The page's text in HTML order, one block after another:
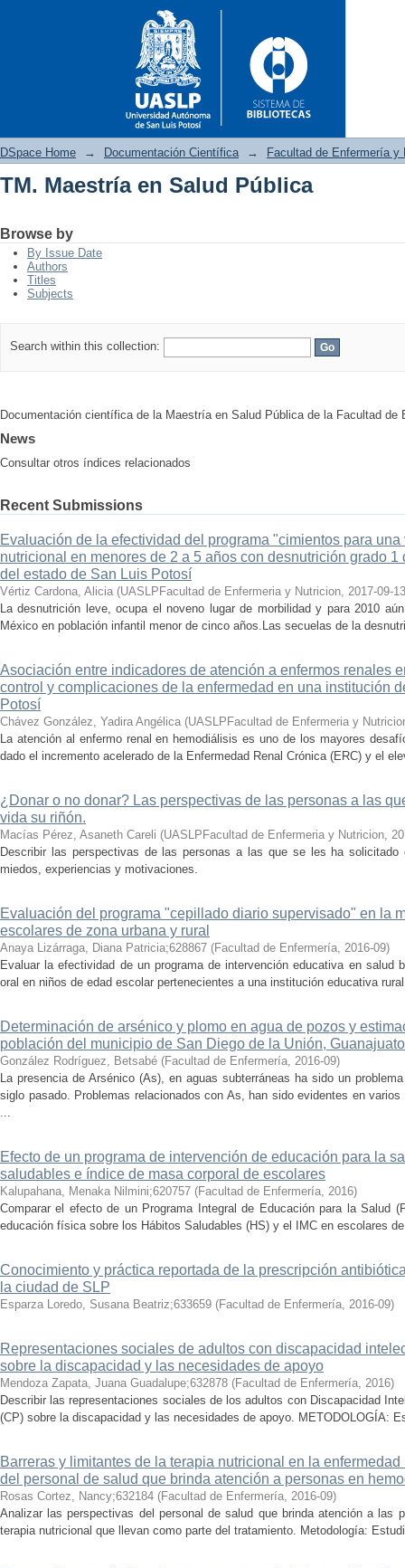
DSpace Home → Documentación Científica → Facultad de Enfermería y
TM. Maestría en Salud Pública
Browse by
By Issue Date
Authors
Titles
Subjects
Search within this collection:
Documentación científica de la Maestría en Salud Pública de la Facultad de
News
Consultar otros índices relacionados
Recent Submissions
Evaluación de la efectividad del programa "cimientos para
nutricional en menores de 2 a 5 años con desnutrición grado
del estado de San Luis Potosí
Vértiz Cardona, Alicia (UASLPFacultad de Enfermeria y Nutricion, 2017-09-13
La desnutrición leve, ocupa el noveno lugar de morbilidad y para 2010
México en población infantil menor de cinco años.Las secuelas de la
Asociación entre indicadores de atención a enfermos renales
control y complicaciones de la enfermedad en una institución
Potosí
Chávez González, Yadira Angélica (UASLPFacultad de Enfermeria y
La atención al enfermo renal en hemodiálisis es uno de los mayores
dado el incremento acelerado de la Enfermedad Renal Crónica (ERC) y el
¿Donar o no donar? Las perspectivas de las personas a las
vida su riñón.
Macías Pérez, Asaneth Careli (UASLPFacultad de Enfermeria y Nutricion,
Describir las perspectivas de las personas a las que se les ha
miedos, experiencias y motivaciones.
Evaluación del programa "cepillado diario supervisado" en la
escolares de zona urbana y rural
Anaya Lizárraga, Diana Patricia;628867 (Facultad de Enfermería, 2016-09)
Evaluar la efectividad de un programa de intervención educativa en salud
oral en niños de edad escolar pertenecientes a una institución educativa
Determinación de arsénico y plomo en agua de pozos y
población del municipio de San Diego de la Unión, Guanajuato
González Rodríguez, Betsabé (Facultad de Enfermería, 2016-09)
La presencia de Arsénico (As), en aguas subterráneas ha sido un
siglo pasado. Problemas relacionados con As, han sido evidentes en
...
Efecto de un programa de intervención de educación para la
saludables e índice de masa corporal de escolares
Kalupahana, Menaka Nilmini;620757 (Facultad de Enfermería, 2016)
Comparar el efecto de un Programa Integral de Educación para la Salud
educación física sobre los Hábitos Saludables (HS) y el IMC en escolares
Conocimiento y práctica reportada de la prescripción
la ciudad de SLP
Esparza Loredo, Susana Beatriz;633659 (Facultad de Enfermería, 2016-09)
Representaciones sociales de adultos con discapacidad
sobre la discapacidad y las necesidades de apoyo
Mendoza Zapata, Juana Guadalupe;632878 (Facultad de Enfermería, 2016)
Describir las representaciones sociales de los adultos con Discapacidad
(CP) sobre la discapacidad y las necesidades de apoyo. METODOLOGÍA:
Barreras y limitantes de la terapia nutricional en la
del personal de salud que brinda atención a personas en
Rosas Cortez, Nancy;632184 (Facultad de Enfermería, 2016-09)
Analizar las perspectivas del personal de salud que brinda atención a las
terapia nutricional que llevan como parte del tratamiento. Metodología: